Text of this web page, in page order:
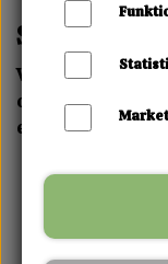
Stort
Vi tilbyder et
og fest. Uanset
eller klassiske
Sneakers til
Støvler og
Sandaler og